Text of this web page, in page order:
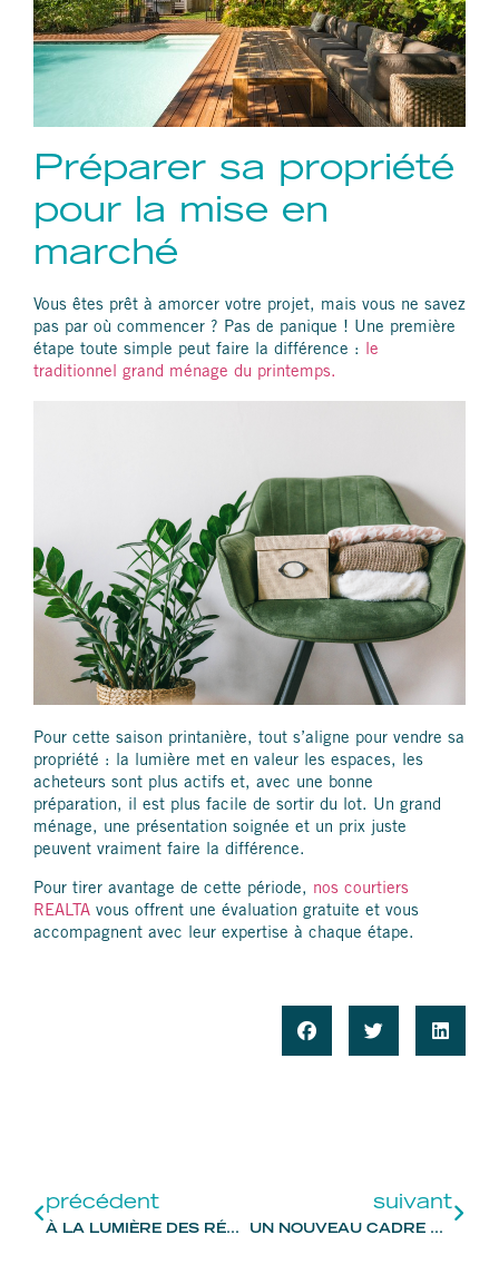
Préparer sa propriété
pour la mise en
marché
Vous êtes prêt à amorcer votre projet, mais vous ne savez
pas par où commencer ? Pas de panique ! Une première
étape toute simple peut faire la différence : le
traditionnel grand ménage du printemps.
Pour cette saison printanière, tout s’aligne pour vendre sa
propriété : la lumière met en valeur les espaces, les
acheteurs sont plus actifs et, avec une bonne
préparation, il est plus facile de sortir du lot. Un grand
ménage, une présentation soignée et un prix juste
peuvent vraiment faire la différence.
Pour tirer avantage de cette période, nos courtiers
REALTA vous offrent une évaluation gratuite et vous
accompagnent avec leur expertise à chaque étape.
précédent
À LA LUMIÈRE DES RÉSULTATS DU PREMIER TRIMESTRE ET DE L’INCERTITUDE ÉCONOMIQUE, L’ACI REVOIT SES PRÉVISIONS À LA BAISSE
suivant
UN NOUVEAU CADRE POUR LES COPROPRIÉTÉS DIVISES : CE QUE VOUS DEVEZ SAVOIR